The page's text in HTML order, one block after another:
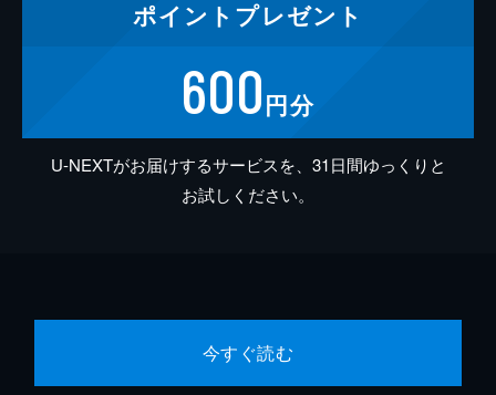
ポイント プレゼント
600円分
U-NEXTがお届けするサービスを、31日間ゆっくりと
お試しください。
今すぐ読む